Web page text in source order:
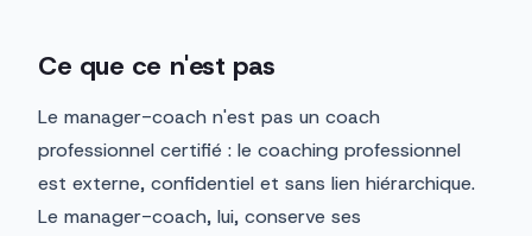
Ce que ce n'est pas
Le manager-coach n'est pas un coach
professionnel certifié : le coaching professionnel
est externe, confidentiel et sans lien hiérarchique.
Le manager-coach, lui, conserve ses